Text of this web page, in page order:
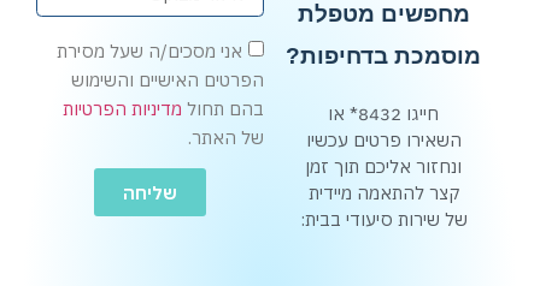
מחפשים מטפלת
מוסמכת בדחיפות?
חייגו 8432* או
השאירו פרטים עכשיו
ונחזור אליכם תוך זמן
קצר להתאמה מיידית
של שירות סיעודי בבית:
אני מסכים/ה שעל מסירת
הפרטים האישיים והשימוש
בהם תחול מדיניות הפרטיות
של האתר.
שליחה